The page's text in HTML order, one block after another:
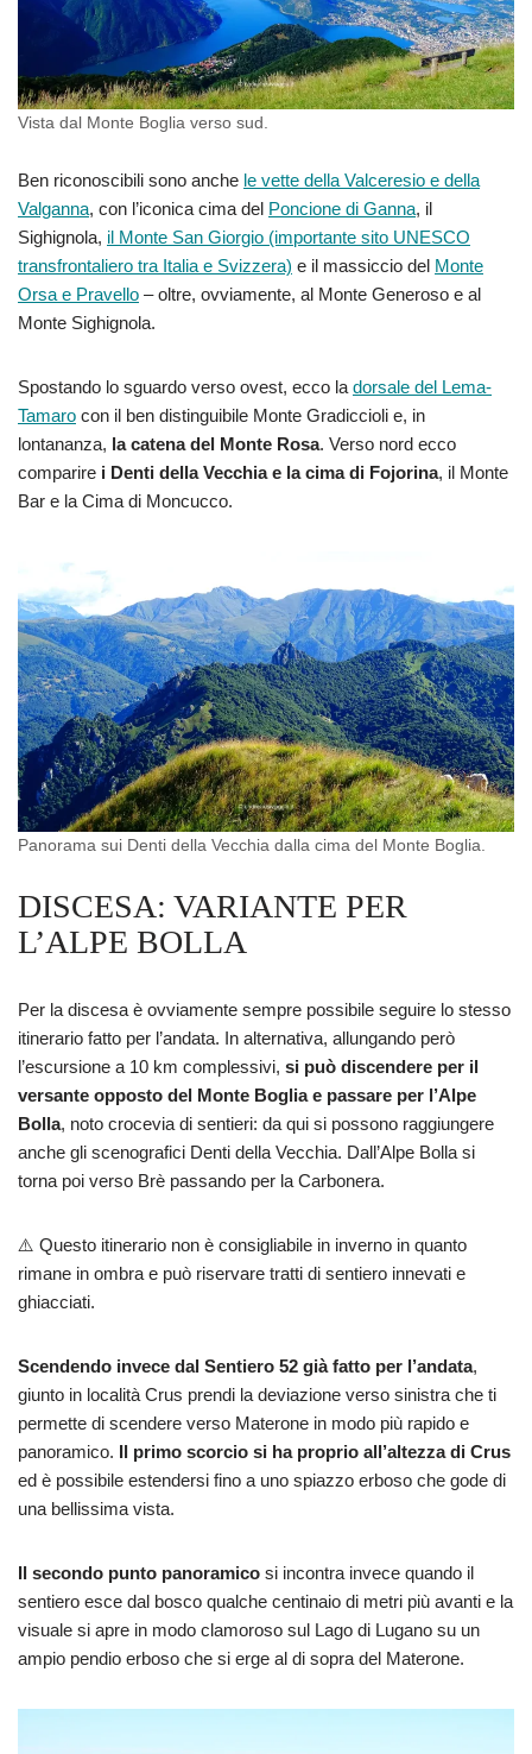
Vista dal Monte Boglia verso sud.
Ben riconoscibili sono anche le vette della Valceresio e della
Valganna, con l’iconica cima del Poncione di Ganna, il
Sighignola, il Monte San Giorgio (importante sito UNESCO
transfrontaliero tra Italia e Svizzera) e il massiccio del Monte
Orsa e Pravello – oltre, ovviamente, al Monte Generoso e al
Monte Sighignola.
Spostando lo sguardo verso ovest, ecco la dorsale del Lema-
Tamaro con il ben distinguibile Monte Gradiccioli e, in
lontananza, la catena del Monte Rosa. Verso nord ecco
comparire i Denti della Vecchia e la cima di Fojorina, il Monte
Bar e la Cima di Moncucco.
Panorama sui Denti della Vecchia dalla cima del Monte Boglia.
DISCESA: VARIANTE PER
L’ALPE BOLLA
Per la discesa è ovviamente sempre possibile seguire lo stesso
itinerario fatto per l’andata. In alternativa, allungando però
l’escursione a 10 km complessivi, si può discendere per il
versante opposto del Monte Boglia e passare per l’Alpe
Bolla, noto crocevia di sentieri: da qui si possono raggiungere
anche gli scenografici Denti della Vecchia. Dall’Alpe Bolla si
torna poi verso Brè passando per la Carbonera.
⚠️ Questo itinerario non è consigliabile in inverno in quanto
rimane in ombra e può riservare tratti di sentiero innevati e
ghiacciati.
Scendendo invece dal Sentiero 52 già fatto per l’andata,
giunto in località Crus prendi la deviazione verso sinistra che ti
permette di scendere verso Materone in modo più rapido e
panoramico. Il primo scorcio si ha proprio all’altezza di Crus
ed è possibile estendersi fino a uno spiazzo erboso che gode di
una bellissima vista.
Il secondo punto panoramico si incontra invece quando il
sentiero esce dal bosco qualche centinaio di metri più avanti e la
visuale si apre in modo clamoroso sul Lago di Lugano su un
ampio pendio erboso che si erge al di sopra del Materone.